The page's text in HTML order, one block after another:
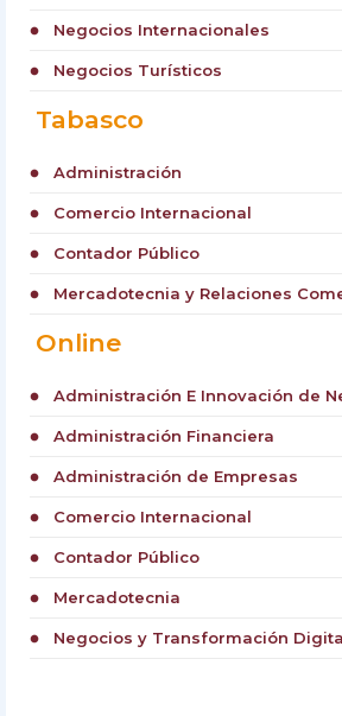
circle Negocios Internacionales
circle Negocios Turísticos
Tabasco
circle Administración
circle Comercio Internacional
circle Contador Público
circle Mercadotecnia y Relaciones
Online
circle Administración E Innovación de
circle Administración Financiera
circle Administración de Empresas
circle Comercio Internacional
circle Contador Público
circle Mercadotecnia
circle Negocios y Transformación